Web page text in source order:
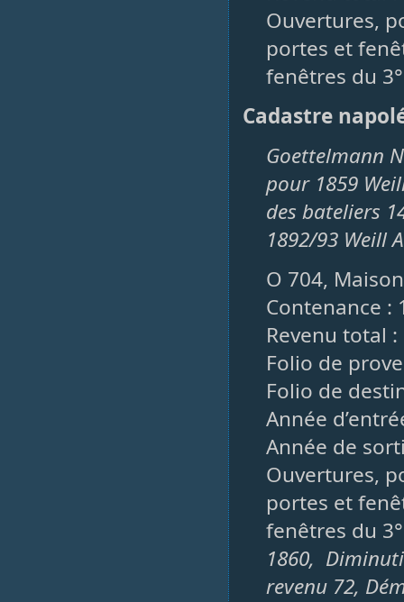
Ouvertures,
portes et
fenêtres du
Cadastre
Goettelmann
pour 1859
des bateliers
1892/93 Weill
O 704,
Contenance :
Revenu total
Folio de
Folio de
Année
Année de
Ouvertures,
portes et
fenêtres du
1860,
revenu 72,